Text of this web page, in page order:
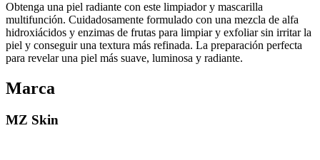
Obtenga una piel radiante con este limpiador y mascarilla
multifunción. Cuidadosamente formulado con una mezcla de alfa
hidroxiácidos y enzimas de frutas para limpiar y exfoliar sin irritar la
piel y conseguir una textura más refinada. La preparación perfecta
para revelar una piel más suave, luminosa y radiante.
Marca
MZ Skin